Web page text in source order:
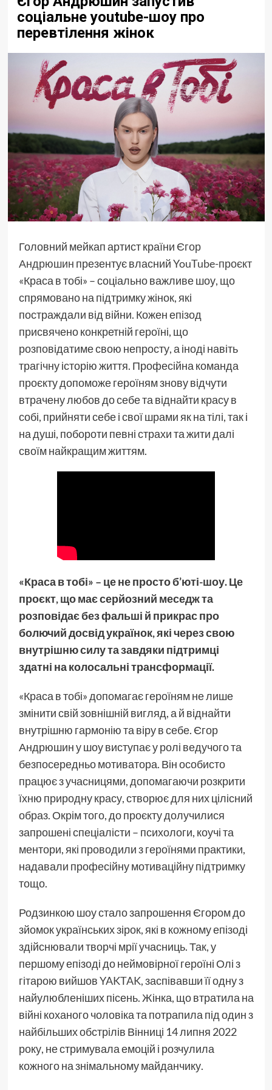
соціальне youtube-шоу про
перевтілення жінок
Головний мейкап артист країни Єгор
Андрюшин презентує власнийYouTube-проєкт
«Краса в тобі» – соціально важливе шоу, що
спрямовано на підтримку жінок, які
постраждали від війни. Кожен епізод
присвячено конкретній героїні, що
розповідатиме свою непросту, а іноді навіть
трагічну історію життя. Професійна команда
проєкту допоможе героїням знову відчути
втрачену любов до себе та віднайти красу в
собі, прийняти себе і свої шрами як на тілі, так і
на душі, побороти певні страхи та жити далі
своїм найкращим життям.
«Краса в тобі» – це не просто б’юті-шоу. Це
проєкт, що має серйозний меседж та
розповідає без фальші й прикрас про
болючий досвід українок, які через свою
внутрішню силу та завдяки підтримці
здатні на колосальні трансформації.
«Краса в тобі» допомагає героїням не лише
змінити свій зовнішній вигляд, а й віднайти
внутрішню гармонію та віру в себе. Єгор
Андрюшин у шоу виступає у ролі ведучого та
безпосередньо мотиватора. Він особисто
працює з учасницями, допомагаючи розкрити
їхню природну красу, створює для них цілісний
образ. Окрім того, до проєкту долучилися
запрошені спеціалісти – психологи, коучі та
ментори, які проводили з героїнями практики,
надавали професійну мотиваційну підтримку
тощо.
Родзинкою шоу стало запрошення Єгором до
зйомок українських зірок, які в кожному епізоді
здійснювали творчі мрії учасниць. Так, у
першому епізоді до неймовірної героїні Олі з
гітарою вийшовYAKTAK, заспівавши її одну з
найулюбленіших пісень. Жінка, що втратила на
війні коханого чоловіка та потрапила під один з
найбільших обстрілів Вінниці 14 липня 2022
року, не стримувала емоцій і розчулила
кожного на знімальному майданчику.